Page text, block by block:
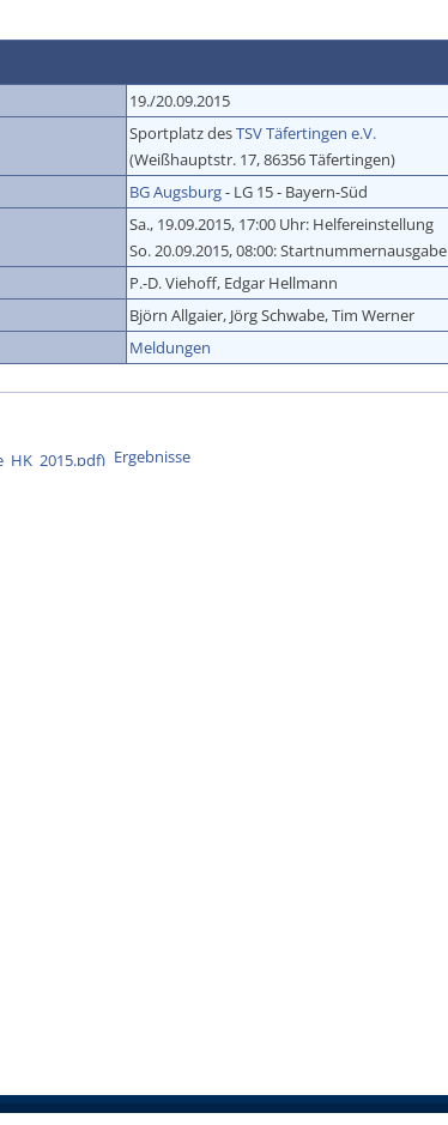
19./20.09.2015
Sportplatz desTSV Täfertingen e.V.
(Weißhauptstr. 17, 86356 Täfertingen)
BG Augsburg- LG 15 - Bayern-Süd
Sa., 19.09.2015, 17:00 Uhr: Helfereinstellung
So. 20.09.2015, 08:00: Startnummernausgabe
P.-D. Viehoff, Edgar Hellmann
Björn Allgaier, Jörg Schwabe, Tim Werner
Meldungen
Ergebnisse